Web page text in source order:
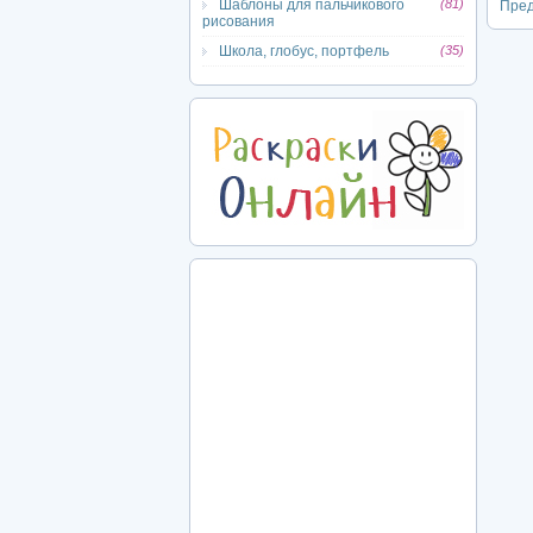
Шаблоны для пальчикового
рисования
(81)
Школа, глобус, портфель (35)